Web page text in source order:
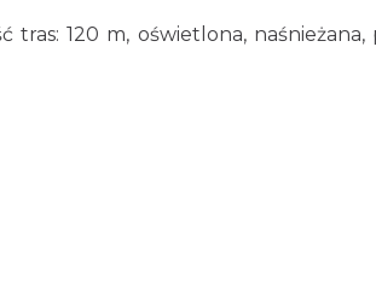
tras: 120 m, oświetlona, naśnieżana,